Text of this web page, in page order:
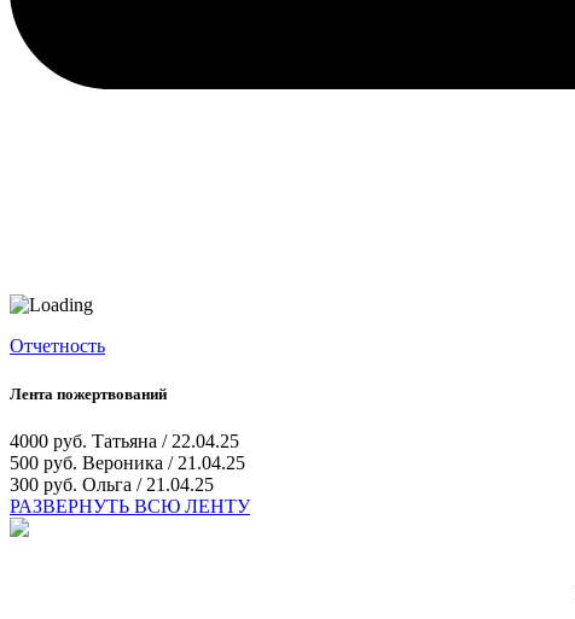
Отчетность
Лента пожертвований
4000 руб. Татьяна / 22.04.25
500 руб. Вероника / 21.04.25
300 руб. Ольга / 21.04.25
РАЗВЕРНУТЬ ВСЮ ЛЕНТУ